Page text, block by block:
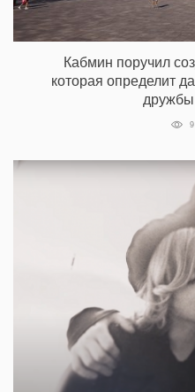
Кабмин поручил
которая определит